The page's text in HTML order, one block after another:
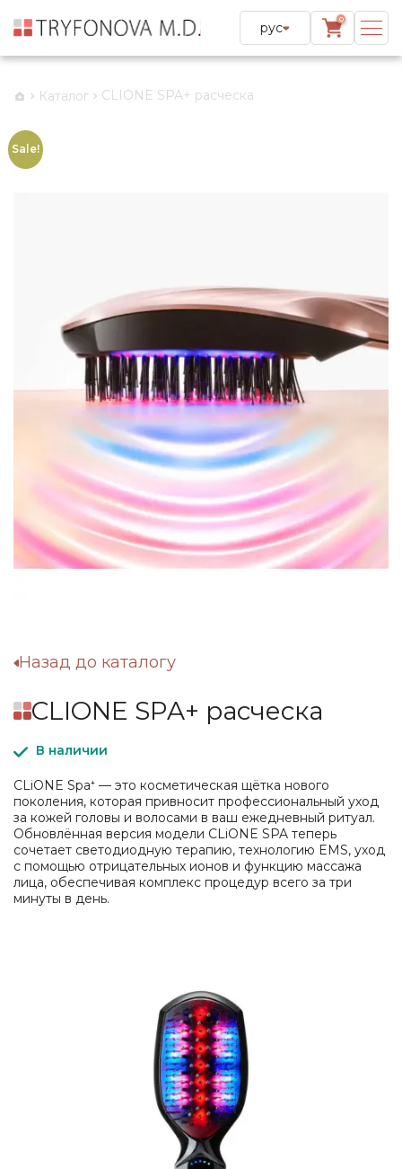
рус
0
Каталог CLIONE SPA+ расческа
Sale!
Назад до каталогу
CLIONE SPA+ расческа
В наличии
CLiONE Spa⁺ — это косметическая щётка нового
поколения, которая привносит профессиональный уход
за кожей головы и волосами в ваш ежедневный ритуал.
Обновлённая версия модели CLiONE SPA теперь
сочетает светодиодную терапию, технологию EMS, уход
с помощью отрицательных ионов и функцию массажа
лица, обеспечивая комплекс процедур всего за три
минуты в день.